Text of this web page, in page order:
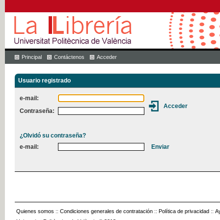
Principal Contáctenos Acceder
Usuario registrado
e-mail:
Contraseña:
¿Olvidó su contraseña?
e-mail:
Quienes somos :: Condiciones generales de contratación :: Política de privacidad ::